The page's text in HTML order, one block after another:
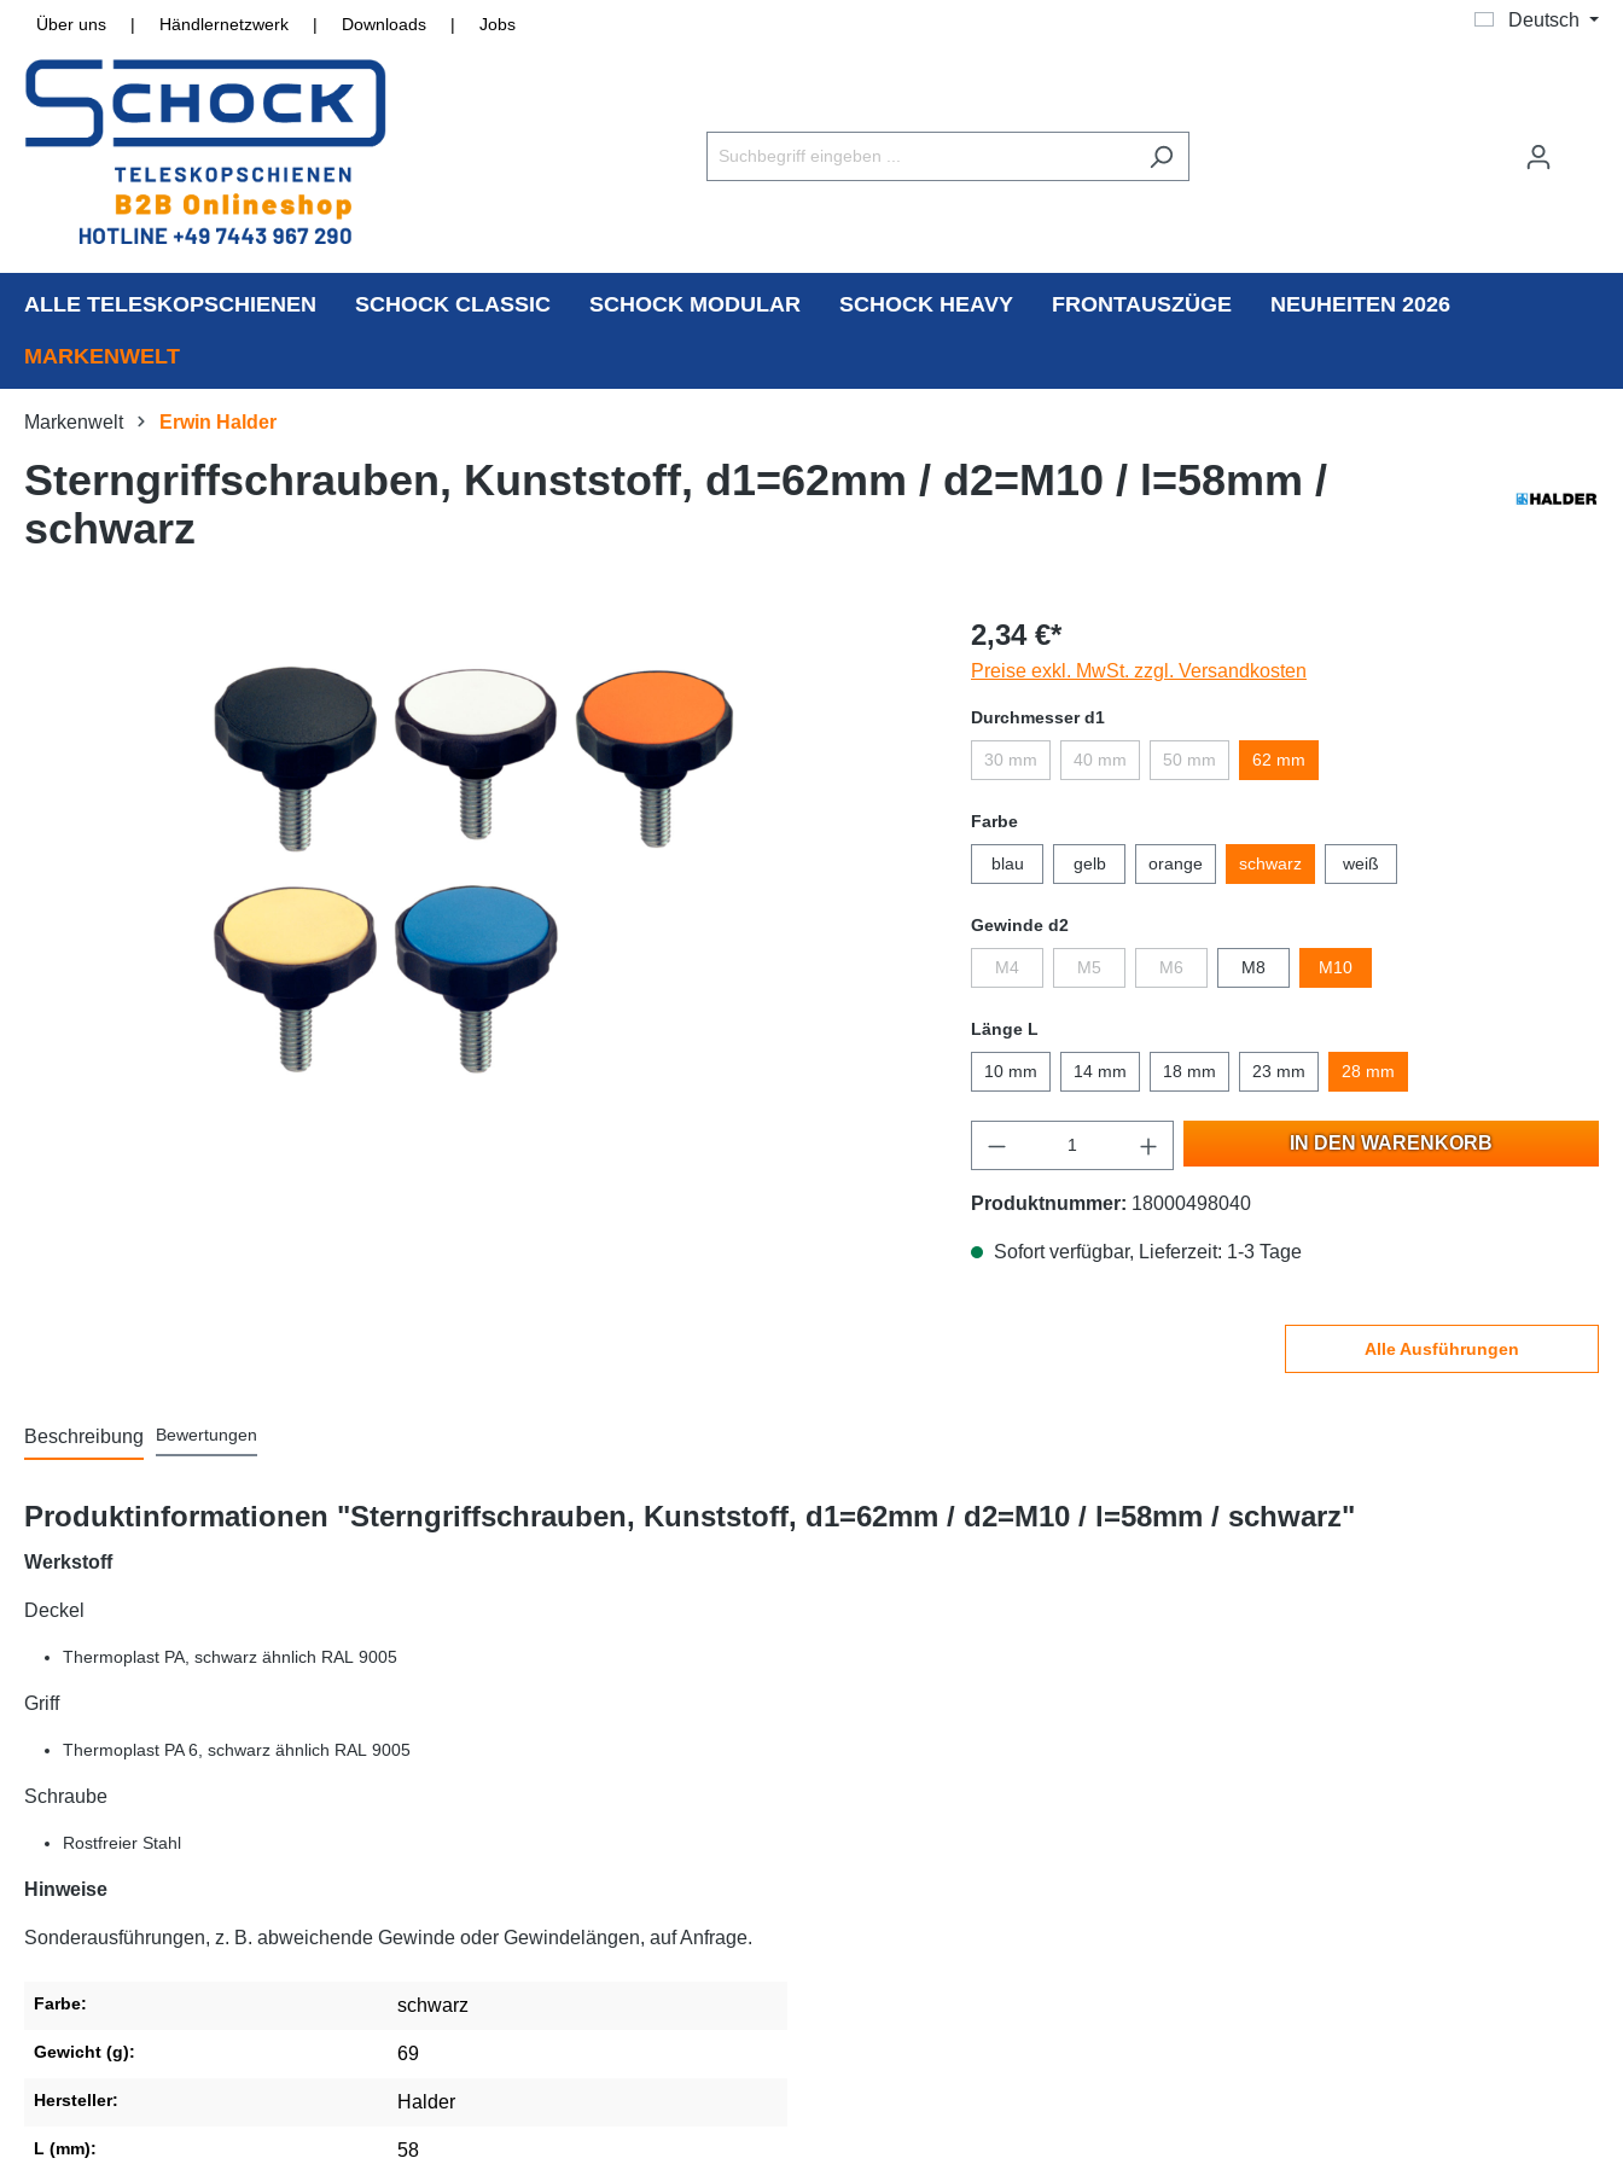
Über uns | Händlernetzwerk | Downloads | Jobs Deutsch
ALLE TELESKOPSCHIENEN SCHOCK CLASSIC SCHOCK MODULAR SCHOCK HEAVY FRONTAUSZÜGE NEUHEITEN 2026
MARKENWELT
Markenwelt Erwin Halder
Sterngriffschrauben, Kunststoff, d1=62mm / d2=M10 / l=58mm /
schwarz
2,34 €*
Preise exkl. MwSt. zzgl. Versandkosten
Durchmesser d1
30 mm 40 mm 50 mm 62 mm
Farbe
blau gelb orange schwarz weiß
Gewinde d2
M4 M5 M6 M8 M10
Länge L
10 mm 14 mm 18 mm 23 mm 28 mm
IN DEN WARENKORB
Produktnummer: 18000498040
Sofort verfügbar, Lieferzeit: 1-3 Tage
Alle Ausführungen
Beschreibung Bewertungen
Produktinformationen "Sterngriffschrauben, Kunststoff, d1=62mm / d2=M10 / l=58mm / schwarz"
Werkstoff
Deckel
Thermoplast PA, schwarz ähnlich RAL 9005
Griff
Thermoplast PA 6, schwarz ähnlich RAL 9005
Schraube
Rostfreier Stahl
Hinweise
Sonderausführungen, z. B. abweichende Gewinde oder Gewindelängen, auf Anfrage.
Farbe: schwarz
Gewicht (g): 69
Hersteller: Halder
L (mm): 58